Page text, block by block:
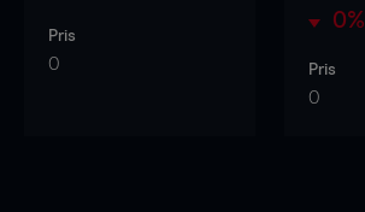
Pris
0
0%
Pris
0